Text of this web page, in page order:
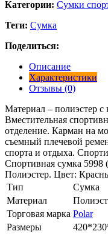
Категории: Сумки
Теги: Сумка
Поделиться:
Описание
Характеристики
Отзывы (0)
Материал – полиэстер
Вместительная
отделение. Карман на
съемный плечевой
спорта и отдыха.
Спортивная сумка
Полиэстер. Цвет:
Тип
Сумка
Материал
Торговая марка Polar
Размеры